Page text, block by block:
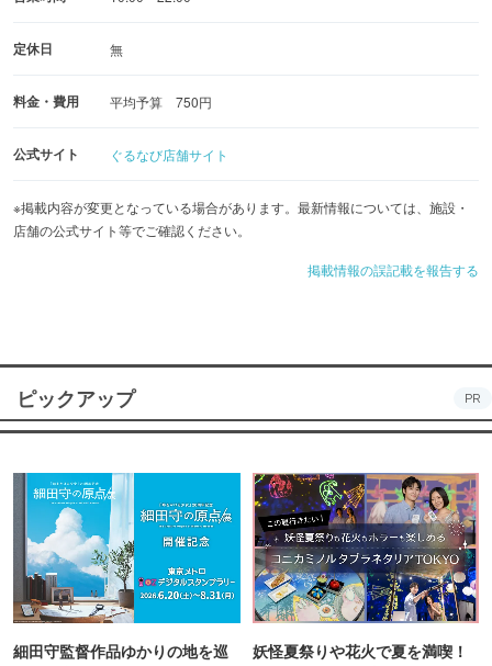
定休日 無
料金・費用 平均予算 750円
公式サイト ぐるなび店舗サイト
※掲載内容が変更となっている場合があります。最新情報については、施設・
店舗の公式サイト等でご確認ください。
掲載情報の誤記載を報告する
ピックアップ PR
細田守監督作品ゆかりの地を巡
妖怪夏祭りや花火で夏を満喫！